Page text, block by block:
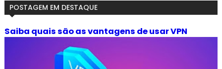
POSTAGEM EM DESTAQUE
Saiba quais são as vantagens de usar VPN